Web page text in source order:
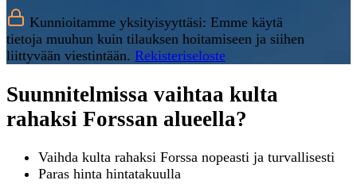
Kunnioitamme yksityisyyttäsi: Emme käytä
tietoja muuhun kuin tilauksen hoitamiseen ja siihen
liittyvään viestintään. Rekisteriseloste
Suunnitelmissa vaihtaa kulta
rahaksi Forssan alueella?
Vaihda kulta rahaksi Forssa nopeasti ja turvallisesti
Paras hinta hintatakuulla